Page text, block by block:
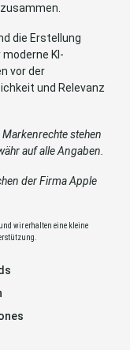
die Erstellung
KI-
vor der
und Relevanz
stehen
auf alle Angaben.
der Firma Apple
wir erhalten eine kleine